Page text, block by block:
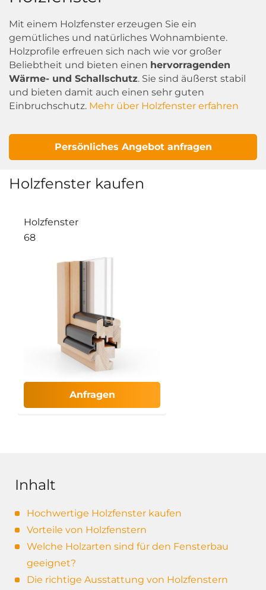
Mit einem Holzfenster erzeugen Sie ein
gemütliches und natürliches Wohnambiente.
Holzprofile erfreuen sich nach wie vor großer
Beliebtheit und bieten einen hervorragenden
Wärme- und Schallschutz. Sie sind äußerst stabil
und bieten damit auch einen sehr guten
Einbruchschutz. Mehr über Holzfenster erfahren
Persönliches Angebot anfragen
Holzfenster kaufen
Holzfenster
68
Anfragen
Inhalt
Hochwertige Holzfenster kaufen
Vorteile von Holzfenstern
Welche Holzarten sind für den Fensterbau
geeignet?
Die richtige Ausstattung von Holzfenstern